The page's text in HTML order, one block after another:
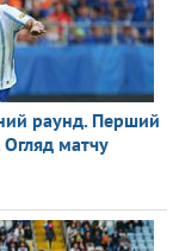
раунд. Перший
матчу